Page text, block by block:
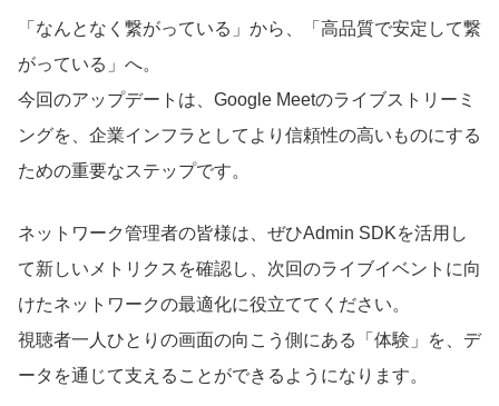
「なんとなく繋がっている」から、「高品質で安定して繋
がっている」へ。
今回のアップデートは、Google Meetのライブストリーミ
ングを、企業インフラとしてより信頼性の高いものにする
ための重要なステップです。
ネットワーク管理者の皆様は、ぜひAdmin SDKを活用し
て新しいメトリクスを確認し、次回のライブイベントに向
けたネットワークの最適化に役立ててください。
視聴者一人ひとりの画面の向こう側にある「体験」を、デ
ータを通じて支えることができるようになります。